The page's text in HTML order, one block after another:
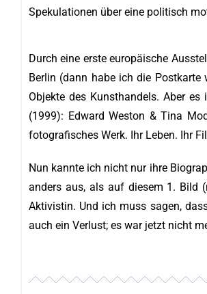
Spekulationen über eine politisch
Durch eine erste europäische
Berlin (dann habe ich die
Objekte des Kunsthandels. Aber
(1999): Edward Weston & Tina
fotografisches Werk. Ihr Leben. Ihr
Nun kannte ich nicht nur ihre
anders aus, als auf diesem 1. Bild
Aktivistin. Und ich muss sagen,
auch ein Verlust; es war jetzt nicht